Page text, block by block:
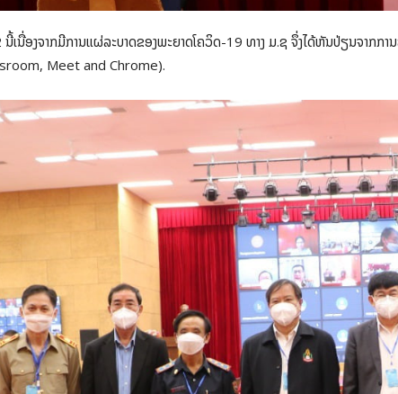
ນື່ອງຈາກມີການແຜ່ລະບາດຂອງພະຍາດໂຄວິດ-19 ທາງ ມ.ຊ ຈຶ່ງໄດ້ຫັນປ່ຽນຈາກກາ
Meet and Chrome).